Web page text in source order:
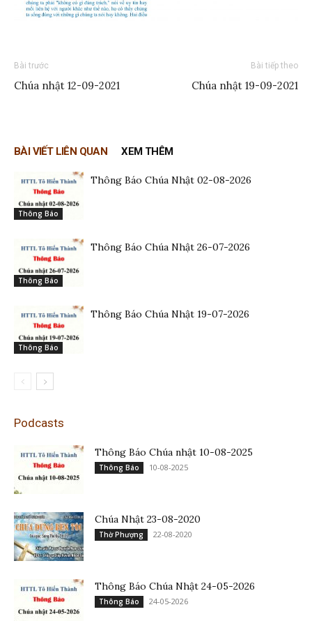
Bài trước
Chúa nhật 12-09-2021
Bài tiếp theo
Chúa nhật 19-09-2021
BÀI VIẾT LIÊN QUAN XEM THÊM
Thông Báo
Thông Báo Chúa Nhật 02-08-2026
Thông Báo
Thông Báo Chúa Nhật 26-07-2026
Thông Báo
Thông Báo Chúa Nhật 19-07-2026
Podcasts
Thông Báo Chúa nhật 10-08-2025
Thông Báo 10-08-2025
Chúa Nhật 23-08-2020
Thờ Phượng 22-08-2020
Thông Báo Chúa Nhật 24-05-2026
Thông Báo 24-05-2026